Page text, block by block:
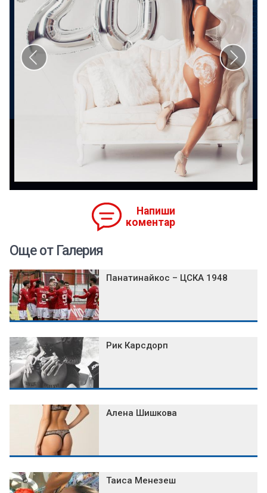
Напиши
коментар
Още от Галерия
Панатинайкос – ЦСКА 1948
Рик Карсдорп
Алена Шишкова
Таиса Менезеш